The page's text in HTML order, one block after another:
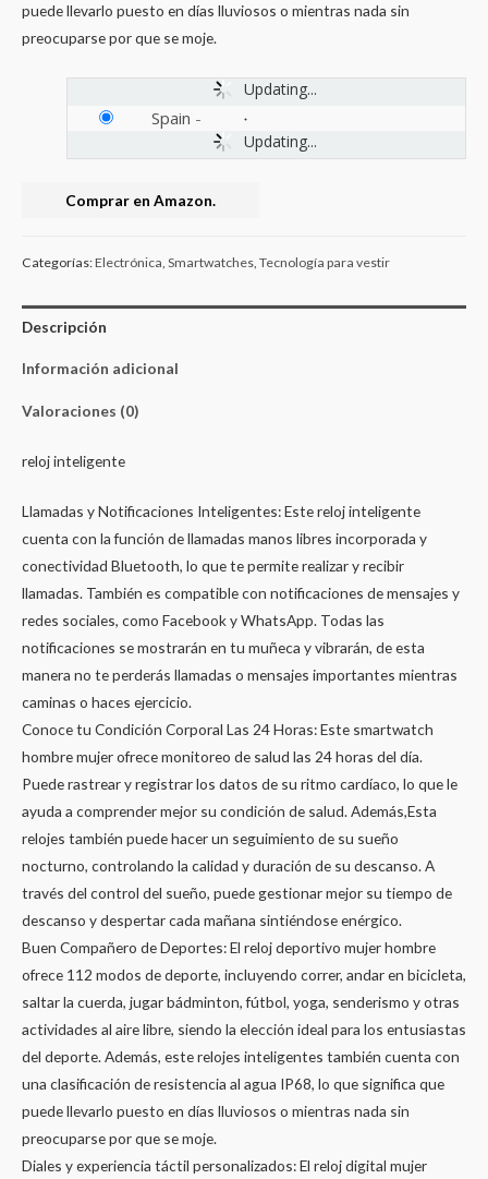
puede llevarlo puesto en días lluviosos o mientras nada sin
preocuparse por que se moje.
Updating...
Updating...
Spain -
Comprar en Amazon.
Categorías:Electrónica Smartwatches Tecnología para vestir
Descripción
Información adicional
Valoraciones (0)
reloj inteligente
Llamadas y Notificaciones Inteligentes: Este reloj inteligente
cuenta con la función de llamadas manos libres incorporada y
conectividad Bluetooth, lo que te permite realizar y recibir
llamadas. También es compatible con notificaciones de mensajes y
redes sociales, como Facebook y WhatsApp. Todas las
notificaciones se mostrarán en tu muñeca y vibrarán, de esta
manera no te perderás llamadas o mensajes importantes mientras
caminas o haces ejercicio.
Conoce tu Condición Corporal Las 24 Horas: Este smartwatch
hombre mujer ofrece monitoreo de salud las 24 horas del día.
Puede rastrear y registrar los datos de su ritmo cardíaco, lo que le
ayuda a comprender mejor su condición de salud. Además,Esta
relojes también puede hacer un seguimiento de su sueño
nocturno, controlando la calidad y duración de su descanso. A
través del control del sueño, puede gestionar mejor su tiempo de
descanso y despertar cada mañana sintiéndose enérgico.
Buen Compañero de Deportes: El reloj deportivo mujer hombre
ofrece 112 modos de deporte, incluyendo correr, andar en bicicleta,
saltar la cuerda, jugar bádminton, fútbol, yoga, senderismo y otras
actividades al aire libre, siendo la elección ideal para los entusiastas
del deporte. Además, este relojes inteligentes también cuenta con
una clasificación de resistencia al agua IP68, lo que significa que
puede llevarlo puesto en días lluviosos o mientras nada sin
preocuparse por que se moje.
Diales y experiencia táctil personalizados: El reloj digital mujer